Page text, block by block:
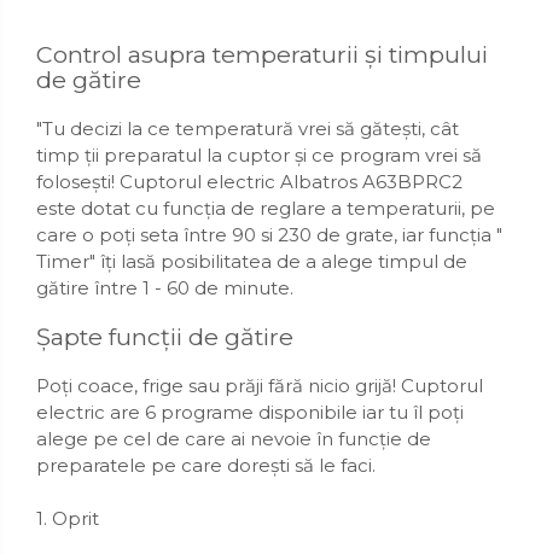
Control asupra temperaturii și timpului
de gătire
"Tu decizi la ce temperatură vrei să gătești, cât
timp ții preparatul la cuptor și ce program vrei să
folosești! Cuptorul electric Albatros A63BPRC2
este dotat cu funcția de reglare a temperaturii, pe
care o poți seta între 90 si 230 de grate, iar funcția "
Timer" îți lasă posibilitatea de a alege timpul de
gătire între 1 - 60 de minute.
Șapte funcții de gătire
Poți coace, frige sau prăji fără nicio grijă! Cuptorul
electric are 6 programe disponibile iar tu îl poți
alege pe cel de care ai nevoie în funcție de
preparatele pe care dorești să le faci.
1. Oprit